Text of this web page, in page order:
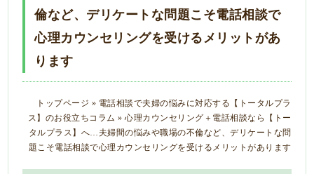
倫など、デリケートな問題こそ電話相談で
心理カウンセリングを受けるメリットがあ
ります
トップページ » 電話相談で夫婦の悩みに対応する【トータルプラ
ス】のお役立ちコラム »心理カウンセリング＋電話相談なら【トー
タルプラス】へ…夫婦間の悩みや職場の不倫など、デリケートな問
題こそ電話相談で心理カウンセリングを受けるメリットがあります